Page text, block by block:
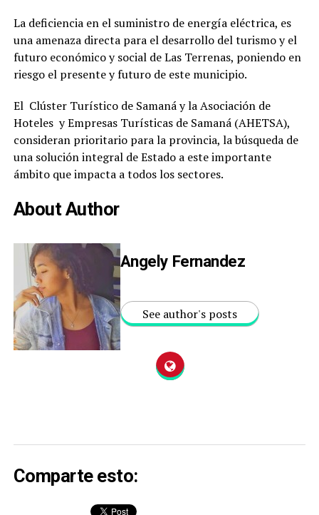
La deficiencia en el suministro de energía eléctrica, es
una amenaza directa para el desarrollo del turismo y el
futuro económico y social de Las Terrenas, poniendo en
riesgo el presente y futuro de este municipio.
El Clúster Turístico de Samaná y la Asociación de
Hoteles y Empresas Turísticas de Samaná (AHETSA),
consideran prioritario para la provincia, la búsqueda de
una solución integral de Estado a este importante
ámbito que impacta a todos los sectores.
About Author
Angely Fernandez
See author's posts
Comparte esto: